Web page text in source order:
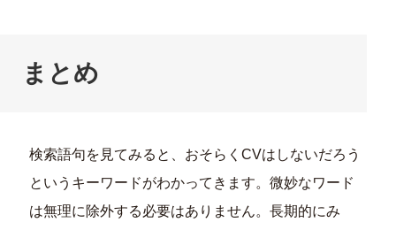
まとめ
検索語句を見てみると、おそらくCVはしないだろう
というキーワードがわかってきます。微妙なワード
は無理に除外する必要はありません。長期的にみ